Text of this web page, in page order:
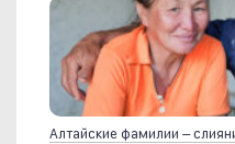
Алтайские фамилии –